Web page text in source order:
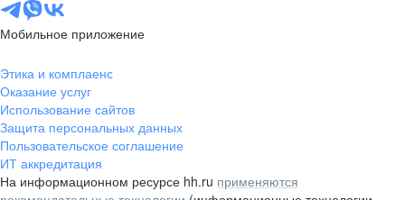
Мобильное приложение
Этика и комплаенс
Оказание услуг
Использование сайтов
Защита персональных данных
Пользовательское соглашение
ИТ аккредитация
На информационном ресурсе hh.ru применяются